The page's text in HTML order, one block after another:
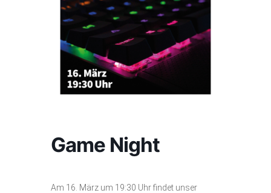
Game Night
Am 16. März um 19:30 Uhr findet unser